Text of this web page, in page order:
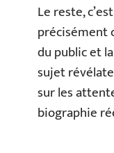
Le reste,
précisément
du public et
sujet
sur les
biographie